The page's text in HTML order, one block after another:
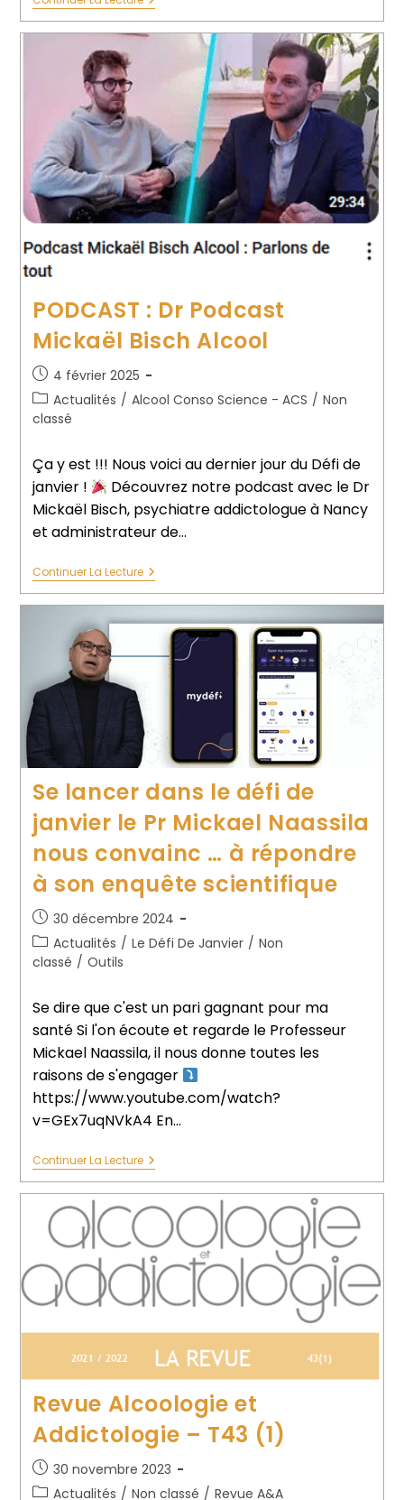
PODCAST : Dr Podcast
Mickaël Bisch Alcool
4 février 2025
Actualités / Alcool Conso Science - ACS / Non
classé
Ça y est !!! Nous voici au dernier jour du Défi de
janvier !
Découvrez notre podcast avec le Dr
Mickaël Bisch, psychiatre addictologue à Nancy
et administrateur de…
Continuer La Lecture
Se lancer dans le défi de
janvier le Pr Mickael Naassila
nous convainc … à répondre
à son enquête scientifique
30 décembre 2024
Actualités / Le Défi De Janvier / Non
classé / Outils
Se dire que c'est un pari gagnant pour ma
santé Si l'on écoute et regarde le Professeur
Mickael Naassila, il nous donne toutes les
raisons de s'engager
https://www.youtube.com/watch?
v=GEx7uqNVkA4 En…
Continuer La Lecture
Revue Alcoologie et
Addictologie – T43 (1)
30 novembre 2023
Actualités / Non classé / Revue A&A